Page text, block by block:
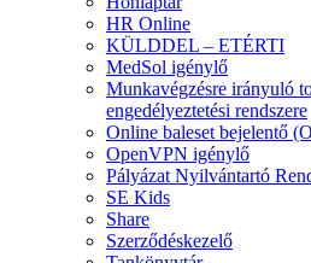
HR Online
KÜLDDEL – ETÉRTI
MedSol igénylő
Munkavégzésre irányuló
engedélyeztetési rendszere
Online baleset bejelentő
OpenVPN igénylő
Pályázat Nyilvántartó
SE Kids
Share
Szerződéskezelő